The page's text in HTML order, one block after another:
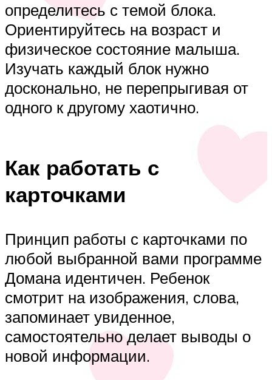
определитесь с темой блока.
Ориентируйтесь на возраст и
физическое состояние малыша.
Изучать каждый блок нужно
досконально, не перепрыгивая от
одного к другому хаотично.
Как работать с
карточками
Принцип работы с карточками по
любой выбранной вами программе
Домана идентичен. Ребенок
смотрит на изображения, слова,
запоминает увиденное,
самостоятельно делает выводы о
новой информации.